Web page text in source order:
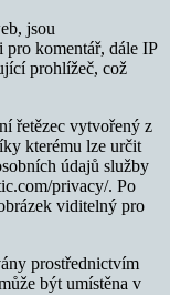
jsou
pro komentář, dále IP
prohlížeč, což
řetězec vytvořený z
kterému lze určit
údajů služby
privacy/. Po
viditelný pro
prostřednictvím
být umístěna v